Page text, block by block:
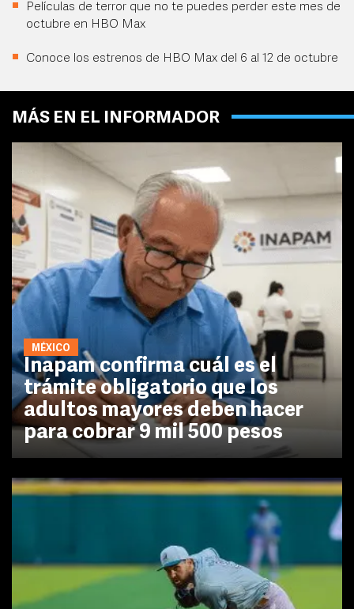
Películas de terror que no te puedes perder este mes de
octubre en HBO Max
Conoce los estrenos de HBO Max del 6 al 12 de octubre
MÁS EN EL INFORMADOR
MÉXICO
Inapam confirma cuál es el
trámite obligatorio que los
adultos mayores deben hacer
para cobrar 9 mil 500 pesos